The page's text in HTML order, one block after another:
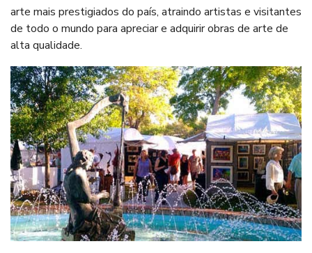
arte mais prestigiados do país, atraindo artistas e visitantes
de todo o mundo para apreciar e adquirir obras de arte de
alta qualidade.